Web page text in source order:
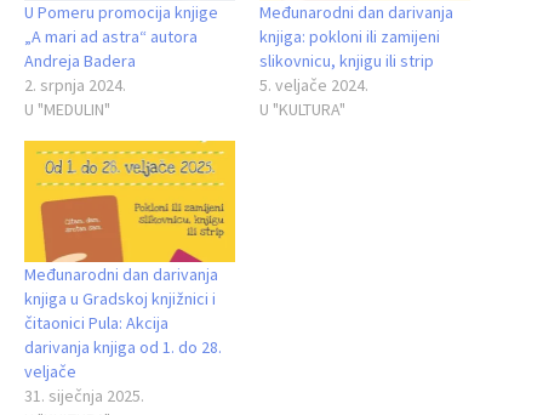
U Pomeru promocija knjige
„A mari ad astra“ autora
Andreja Badera
2. srpnja 2024.
U "MEDULIN"
Međunarodni dan darivanja
knjiga: pokloni ili zamijeni
slikovnicu, knjigu ili strip
5. veljače 2024.
U "KULTURA"
Međunarodni dan darivanja
knjiga u Gradskoj knjižnici i
čitaonici Pula: Akcija
darivanja knjiga od 1. do 28.
veljače
31. siječnja 2025.